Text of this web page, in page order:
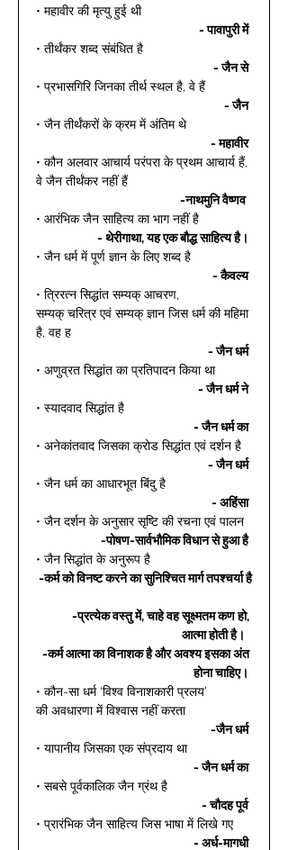
• महावीर की मृत्यु हुई थी
- पावापुरी में
• तीर्थंकर शब्द संबंधित है
- जैन से
• प्रभासगिरि जिनका तीर्थ स्थल है, वे हैं
- जैन
• जैन तीर्थंकरों के क्रम में अंतिम थे
- महावीर
• कौन अलवार आचार्य परंपरा के प्रथम आचार्य हैं,
वे जैन तीर्थंकर नहीं हैं
-नाथमुनि वैष्णव
• आरंभिक जैन साहित्य का भाग नहीं है
- थेरीगाथा, यह एक बौद्ध साहित्य है।
• जैन धर्म में पूर्ण ज्ञान के लिए शब्द है
- कैवल्य
• त्रिरत्न सिद्धांत सम्यक् आचरण,
सम्यक् चरित्र एवं सम्यक् ज्ञान जिस धर्म की महिमा
है, वह ह
- जैन धर्म
• अणुव्रत सिद्धांत का प्रतिपादन किया था
- जैन धर्म ने
• स्यादवाद सिद्धांत है
- जैन धर्म का
• अनेकांतवाद जिसका क्रोड सिद्धांत एवं दर्शन है
- जैन धर्म
• जैन धर्म का आधारभूत बिंदु है
- अहिंसा
• जैन दर्शन के अनुसार सृष्टि की रचना एवं पालन
-पोषण-सार्वभौमिक विधान से हुआ है
• जैन सिद्धांत के अनुरूप है
-कर्म को विनष्ट करने का सुनिश्चित मार्ग तपश्चर्या है
-प्रत्येक वस्तु में, चाहे वह सूक्ष्मतम कण हो,
आत्मा होती है।
-कर्म आत्मा का विनाशक है और अवश्य इसका अंत
होना चाहिए।
• कौन-सा धर्म ‘विश्व विनाशकारी प्रलय’
की अवधारणा में विश्वास नहीं करता
-जैन धर्म
• यापानीय जिसका एक संप्रदाय था
- जैन धर्म का
• सबसे पूर्वकालिक जैन ग्रंथ है
- चौदह पूर्व
• प्रारंभिक जैन साहित्य जिस भाषा में लिखे गए
- अर्ध-मागधी